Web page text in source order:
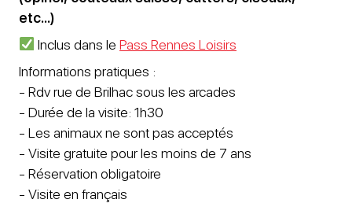
etc...)
Inclus dans lePass Rennes Loisirs
Informations pratiques :
- Rdv rue de Brilhac sous les arcades
- Durée de la visite: 1h30
- Les animaux ne sont pas acceptés
- Visite gratuite pour les moins de 7 ans
- Réservation obligatoire
- Visite en français